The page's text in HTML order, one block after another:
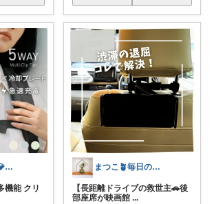
はるさくまま💎兄妹ﾜｰﾏﾏ🦋ig/X
機能 クリ
まつこ🪴毎日のくらし、ちょっと心地よく
【長距離ドライブの救世主🚗後
部座席が映画館 ...